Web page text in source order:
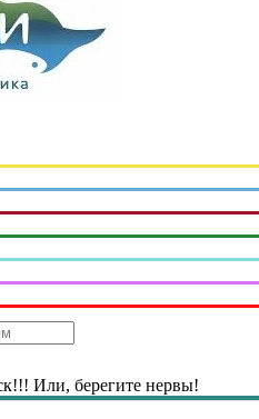
Или, берегите нервы!